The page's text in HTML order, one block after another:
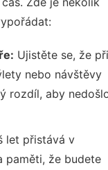
Ujistěte se, že při
nebo návštěvy
rozdíl, aby
let přistává v
paměti, že budete